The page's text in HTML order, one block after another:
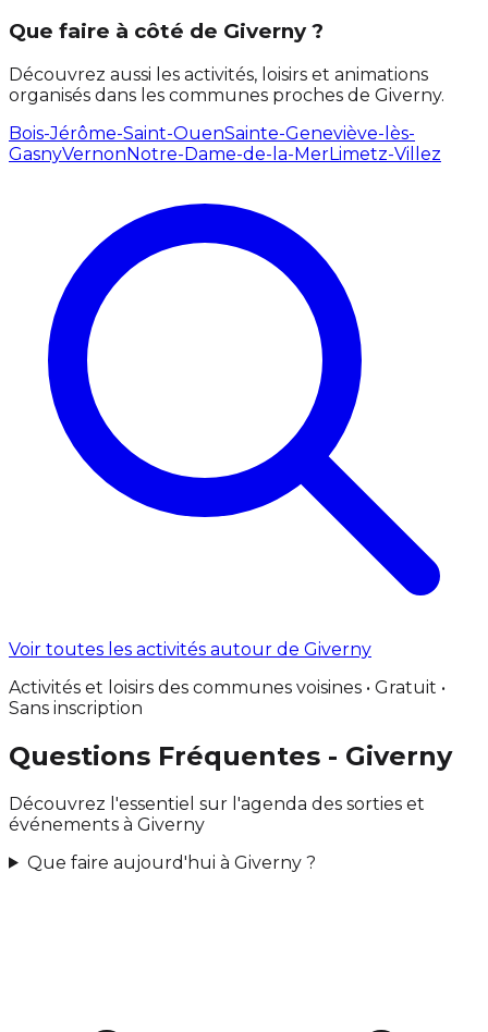
Que faire à côté de Giverny ?
Découvrez aussi les activités, loisirs et animations
organisés dans les communes proches de Giverny.
Bois-Jérôme-Saint-OuenSainte-Geneviève-lès-
GasnyVernonNotre-Dame-de-la-MerLimetz-Villez
Voir toutes les activités autour de Giverny
Activités et loisirs des communes voisines • Gratuit •
Sans inscription
Questions Fréquentes - Giverny
Découvrez l'essentiel sur l'agenda des sorties et
événements à Giverny
Que faire aujourd'hui à Giverny ?